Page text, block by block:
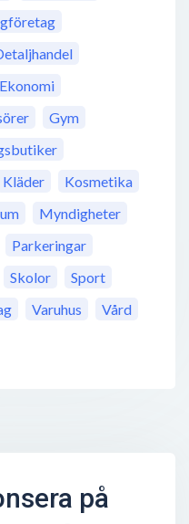
Ekonomi
Gym
Kläder
Kosmetika
Myndigheter
Parkeringar
Skolor
Sport
Varuhus
Vård
på